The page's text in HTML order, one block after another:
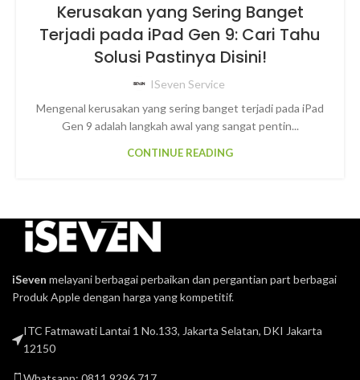
Kerusakan yang Sering Banget
Terjadi pada iPad Gen 9: Cari Tahu
Solusi Pastinya Disini!
ISeven Service
Mengenal kerusakan yang sering banget terjadi pada iPad
Gen 9 adalah langkah awal yang sangat pentin...
CONTINUE READING
iSeven melayani berbagai perbaikan dan pergantian part berbagai
Produk Apple dengan harga yang kompetitif.
ITC Fatmawati Lantai 1 No.133, Jakarta Selatan, DKI Jakarta
12150